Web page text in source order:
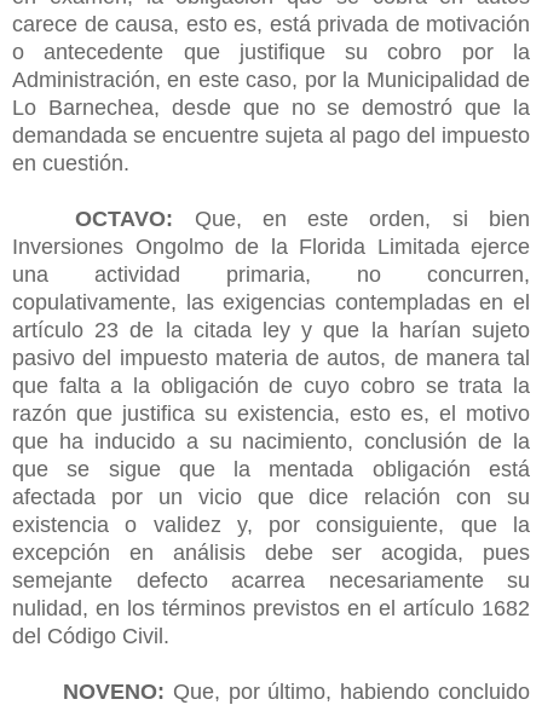
carece de causa, esto es, está privada de motivación
o antecedente que justifique su cobro por la
Administración, en este caso, por la Municipalidad de
Lo Barnechea, desde que no se demostró que la
demandada se encuentre sujeta al pago del impuesto
en cuestión.
OCTAVO: Que, en este orden, si bien
Inversiones Ongolmo de la Florida Limitada ejerce
una actividad primaria, no concurren,
copulativamente, las exigencias contempladas en el
artículo 23 de la citada ley y que la harían sujeto
pasivo del impuesto materia de autos, de manera tal
que falta a la obligación de cuyo cobro se trata la
razón que justifica su existencia, esto es, el motivo
que ha inducido a su nacimiento, conclusión de la
que se sigue que la mentada obligación está
afectada por un vicio que dice relación con su
existencia o validez y, por consiguiente, que la
excepción en análisis debe ser acogida, pues
semejante defecto acarrea necesariamente su
nulidad, en los términos previstos en el artículo 1682
del Código Civil.
NOVENO: Que, por último, habiendo concluido